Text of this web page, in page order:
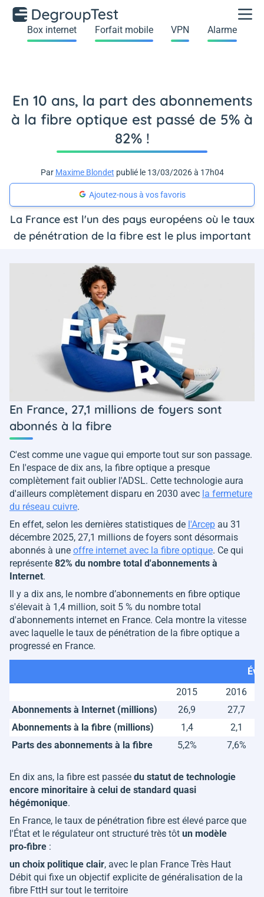
Box internet Forfait mobile VPN Alarme
En 10 ans, la part des abonnements
à la fibre optique est passé de 5% à
82% !
Par Maxime Blondet publié le 13/03/2026 à 17h04
Ajoutez-nous à vos favoris
La France est l'un des pays européens où le taux
de pénétration de la fibre est le plus important
En France, 27,1 millions de foyers sont
abonnés à la fibre
C'est comme une vague qui emporte tout sur son passage.
En l'espace de dix ans, la fibre optique a presque
complètement fait oublier l'ADSL. Cette technologie aura
d'ailleurs complètement disparu en 2030 avec la fermeture
du réseau cuivre.
En effet, selon les dernières statistiques de l'Arcep au 31
décembre 2025, 27,1 millions de foyers sont désormais
abonnés à une offre internet avec la fibre optique. Ce qui
représente 82% du nombre total d'abonnements à
Internet.
Il y a dix ans, le nombre d’abonnements en fibre optique
s'élevait à 1,4 million, soit 5 % du nombre total
d'abonnements internet en France. Cela montre la vitesse
avec laquelle le taux de pénétration de la fibre optique a
progressé en France.
2015
2016
Abonnements à Internet (millions)
26,9
27,7
Abonnements à la fibre (millions)
1,4
2,1
Parts des abonnements à la fibre
5,2% 7,6%
En dix ans, la fibre est passée du statut de technologie
encore minoritaire à celui de standard quasi
hégémonique.
En France, le taux de pénétration fibre est élevé parce que
l'État et le régulateur ont structuré très tôt un modèle
pro‑fibre :
un choix politique clair, avec le plan France Très Haut
Débit qui fixe un objectif explicite de généralisation de la
fibre FttH sur tout le territoire